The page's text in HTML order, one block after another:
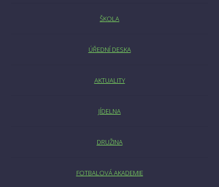
ŠKOLA
ÚŘEDNÍ DESKA
AKTUALITY
JÍDELNA
DRUŽINA
FOTBALOVÁ AKADEMIE